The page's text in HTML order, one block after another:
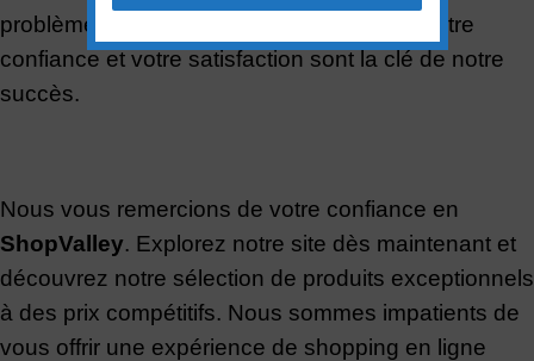
problèmes que vous pourriez rencontrer. Votre
confiance et votre satisfaction sont la clé de notre
succès.
Nous vous remercions de votre confiance en
ShopValley. Explorez notre site dès maintenant et
découvrez notre sélection de produits exceptionnels
à des prix compétitifs. Nous sommes impatients de
vous offrir une expérience de shopping en ligne